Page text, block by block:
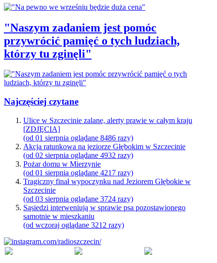
"Naszym zadaniem jest pomóc
przywrócić pamięć o tych ludziach,
którzy tu zginęli"
Najczęściej czytane
Ulice w Szczecinie zalane, alerty prawie w całym kraju
[ZDJĘCIA]
(od 01 sierpnia oglądane 8486 razy)
Akcja ratunkowa na jeziorze Głębokim w Szczecinie
(od 02 sierpnia oglądane 4932 razy)
Pożar domu w Mierzynie
(od 01 sierpnia oglądane 4217 razy)
Tragiczny finał wypoczynku nad Jeziorem Głębokie w
Szczecinie
(od 03 sierpnia oglądane 3724 razy)
Sąsiedzi interweniują w sprawie psa pozostawionego
samotnie w mieszkaniu
(od wczoraj oglądane 3212 razy)